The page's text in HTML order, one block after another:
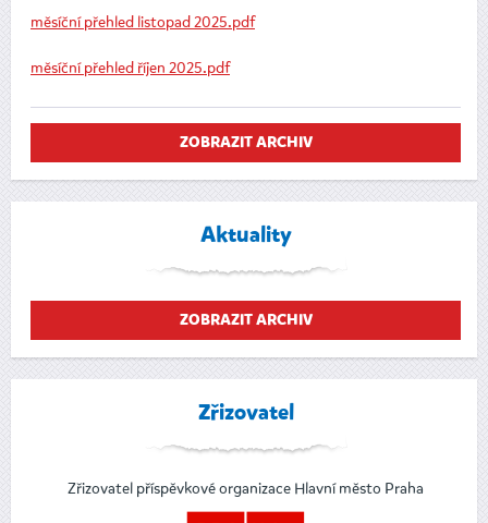
měsíční přehled listopad 2025.pdf
měsíční přehled říjen 2025.pdf
ZOBRAZIT ARCHIV
Aktuality
ZOBRAZIT ARCHIV
Zřizovatel
Zřizovatel příspěvkové organizace Hlavní město Praha